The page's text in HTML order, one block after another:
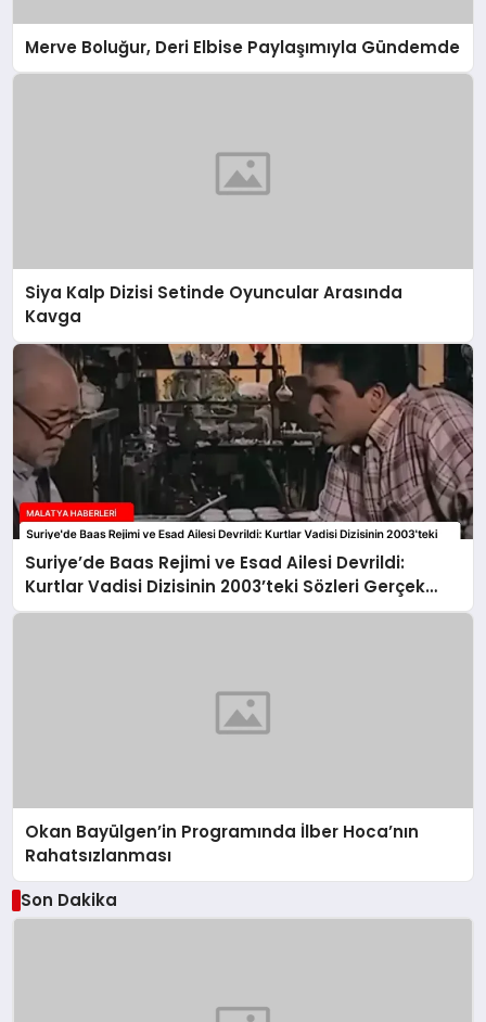
Merve Boluğur, Deri Elbise Paylaşımıyla Gündemde
Siya Kalp Dizisi Setinde Oyuncular Arasında
Kavga
Suriye’de Baas Rejimi ve Esad Ailesi Devrildi:
Kurtlar Vadisi Dizisinin 2003’teki Sözleri Gerçek
Oldu
Okan Bayülgen’in Programında İlber Hoca’nın
Rahatsızlanması
Son Dakika